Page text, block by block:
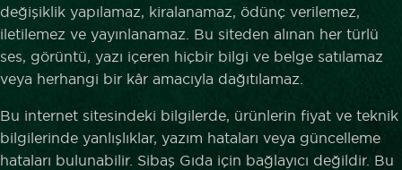
değişiklik yapılamaz, kiralanamaz, ödünç verilemez,
iletilemez ve yayınlanamaz. Bu siteden alınan her türlü
ses, görüntü, yazı içeren hiçbir bilgi ve belge satılamaz
veya herhangi bir kâr amacıyla dağıtılamaz.
Bu internet sitesindeki bilgilerde, ürünlerin fiyat ve teknik
bilgilerinde yanlışlıklar, yazım hataları veya güncelleme
hataları bulunabilir. Sibaş Gıda için bağlayıcı değildir. Bu